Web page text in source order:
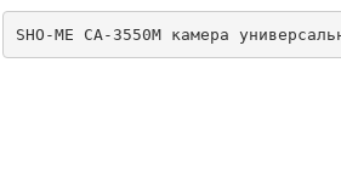
SHO-ME CA-3550M камера